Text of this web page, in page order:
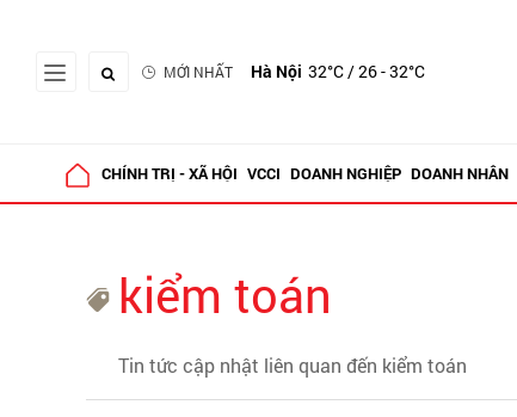
MỚI NHẤT Hà Nội 32°C/ 26 - 32°C
CHÍNH TRỊ - XÃ HỘI VCCI DOANH NGHIỆP DOANH NHÂN
kiểm toán
Tin tức cập nhật liên quan đến kiểm toán